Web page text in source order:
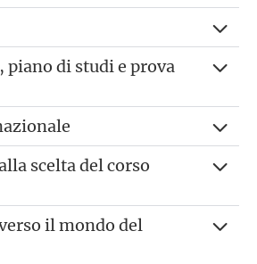
piano di studi e prova
scelta del corso
il mondo del